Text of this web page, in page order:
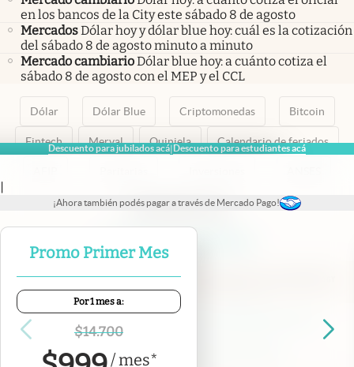
Descuento para jubilados acá|Descuento para estudiantes acá
|
¡Ahora también podés pagar a través de Mercado Pago!
Promo Primer Mes
Por 1 mes a:
$14.700
/mes*
en los bancos de la City este sábado 8 de agosto
MercadosDólar hoy y dólar blue hoy: cuál es la cotización
del sábado 8 de agosto minuto a minuto
Mercado cambiarioDólar blue hoy: a cuánto cotiza el
sábado 8 de agosto con el MEP y el CCL
Dólar Dólar Blue Criptomonedas Bitcoin
Fintech Merval Quiniela Calendario de feriados
abre en nueva pestaña
abre en nueva pestaña
abre en nueva pestaña
abre en nueva pestaña
abre en nueva pestaña
Portal de Proveedores